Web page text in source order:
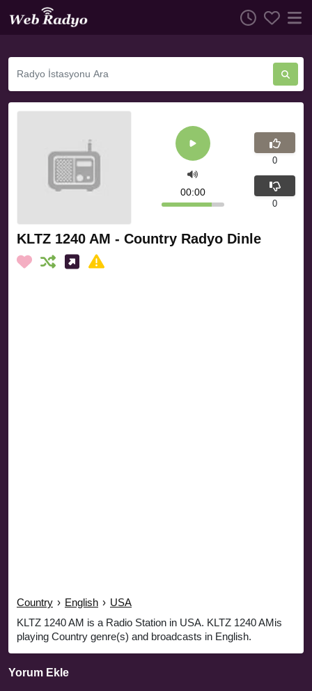
KLTZ 1240 AM - Country Radyo Dinle
Country › English › USA
KLTZ 1240 AM is a Radio Station in USA. KLTZ 1240 AMis
playing Country genre(s) and broadcasts in English.
00:00
0
0
Yorum Ekle